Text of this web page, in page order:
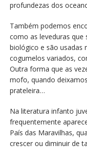
profundezas dos
Também podemos
como as leveduras
biológico e são usadas
cogumelos variados,
Outra forma que as
mofo, quando
prateleira…
Na literatura infanto
frequentemente
País das Maravilhas,
crescer ou diminuir de